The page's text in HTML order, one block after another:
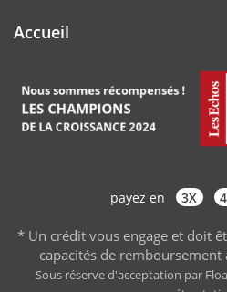
Accueil
payez en 3X
* Un crédit vous engage et doit
capacités de remboursement
Sous réserve d'acceptation par